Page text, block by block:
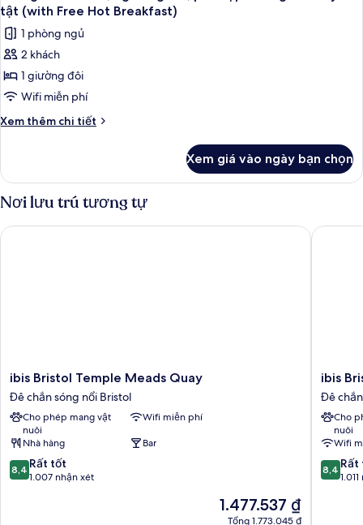
Hot
Breakfast)
2
giường
đơn
(with
Hot
Breakfast)
tất
cả
ảnh
Phòng
Tiêu
chuẩn,
1
phù
cho
người
tật (with Free Hot Breakfast)
1 phòng ngủ
2 khách
1 giường đôi
Wifi miễn phí
Xem thêm chi tiết
Chi
Phòng
Tiêu
chuẩn,
giường
Hot
Breakfast)
Xem giá vào ngày bạn chọn
Nơi lưu trú tương tự
ibis
Bristol
Temple
Meads
Quay
Đê
chắn
sóng
ibis Bristol Temple Meads Quay
Đê chắn sóng nổi Bristol
Cho phép mang vật
nuôi
Wifi miễn phí
Nhà hàng
Bar
8.4
trên
8,4 Rất tốt
1.007 nhận xét
Giá
hiện
1.477.537 ₫
Tổng 1.773.045 ₫
ibis Bristol Temple Meads Quay
ibis
Bristol
Centre
Đê
chắn
sóng
nổi
Bristol
ibis
Đê
Cho
nuôi
Wifi
8.4
trên
8,4 Rất
ibis